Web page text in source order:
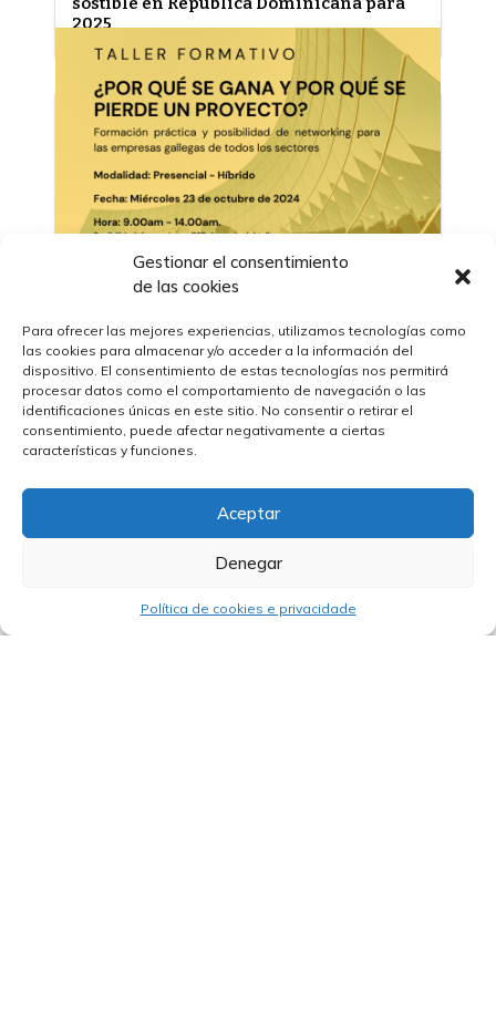
Gestionar el consentimiento
de las cookies
Para ofrecer las mejores experiencias, utilizamos tecnologías como
las cookies para almacenar y/o acceder a la información del
dispositivo. El consentimiento de estas tecnologías nos permitirá
procesar datos como el comportamiento de navegación o las
identificaciones únicas en este sitio. No consentir o retirar el
consentimiento, puede afectar negativamente a ciertas
características y funciones.
Aceptar
Denegar
Política de cookies e privacidade
2025
24/10/2024
Claves do Taller Formativo: Por que se
gaña e por que se perde un proxecto?